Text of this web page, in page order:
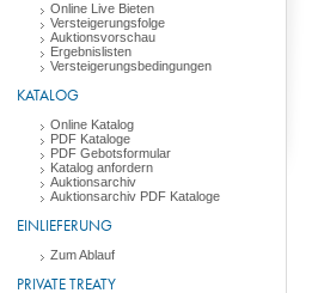
Online Live Bieten
Versteigerungsfolge
Auktionsvorschau
Ergebnislisten
Versteigerungsbedingungen
KATALOG
Online Katalog
PDF Kataloge
PDF Gebotsformular
Katalog anfordern
Auktionsarchiv
Auktionsarchiv PDF Kataloge
EINLIEFERUNG
Zum Ablauf
PRIVATE TREATY